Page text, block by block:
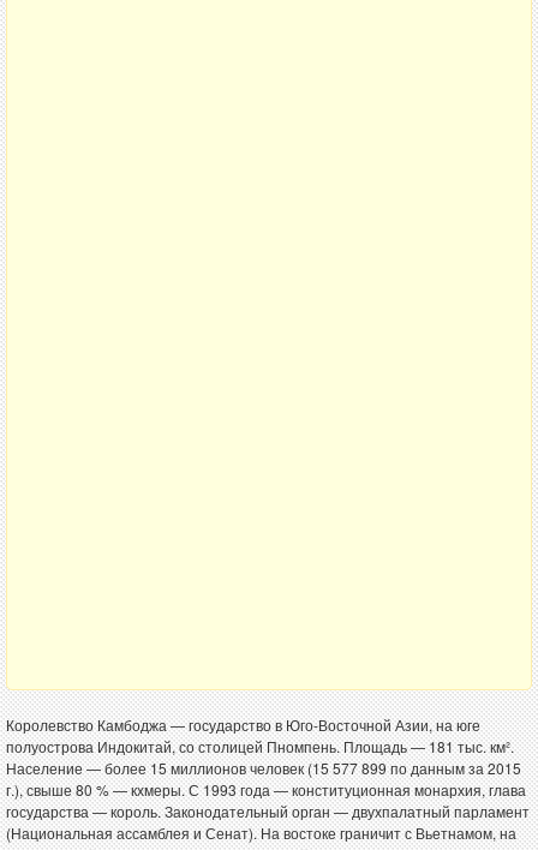
Королевство Камбоджа — государство в Юго-Восточной Азии, на юге
полуострова Индокитай, со столицей Пномпень. Площадь — 181 тыс. км².
Население — более 15 миллионов человек (15 577 899 по данным за 2015
г.), свыше 80 % — кхмеры. С 1993 года — конституционная монархия, глава
государства — король. Законодательный орган — двухпалатный парламент
(Национальная ассамблея и Сенат). На востоке граничит с Вьетнамом, на